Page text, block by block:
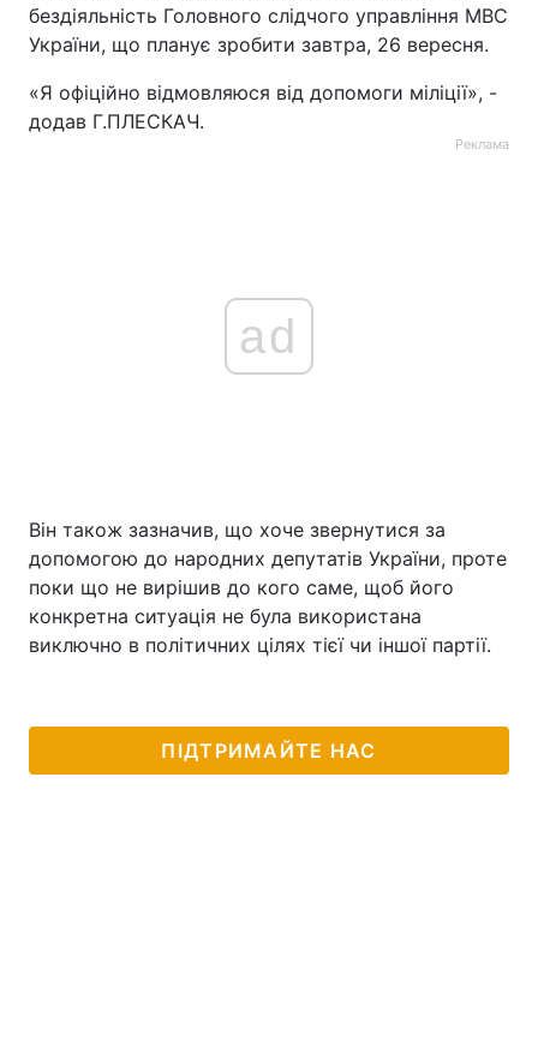
бездіяльність Головного слідчого управління МВС
України, що планує зробити завтра, 26 вересня.
«Я офіційно відмовляюся від допомоги міліції», -
додав Г.ПЛЕСКАЧ.
Реклама
ad
Він також зазначив, що хоче звернутися за
допомогою до народних депутатів України, проте
поки що не вирішив до кого саме, щоб його
конкретна ситуація не була використана
виключно в політичних цілях тієї чи іншої партії.
ПІДТРИМАЙТЕ НАС